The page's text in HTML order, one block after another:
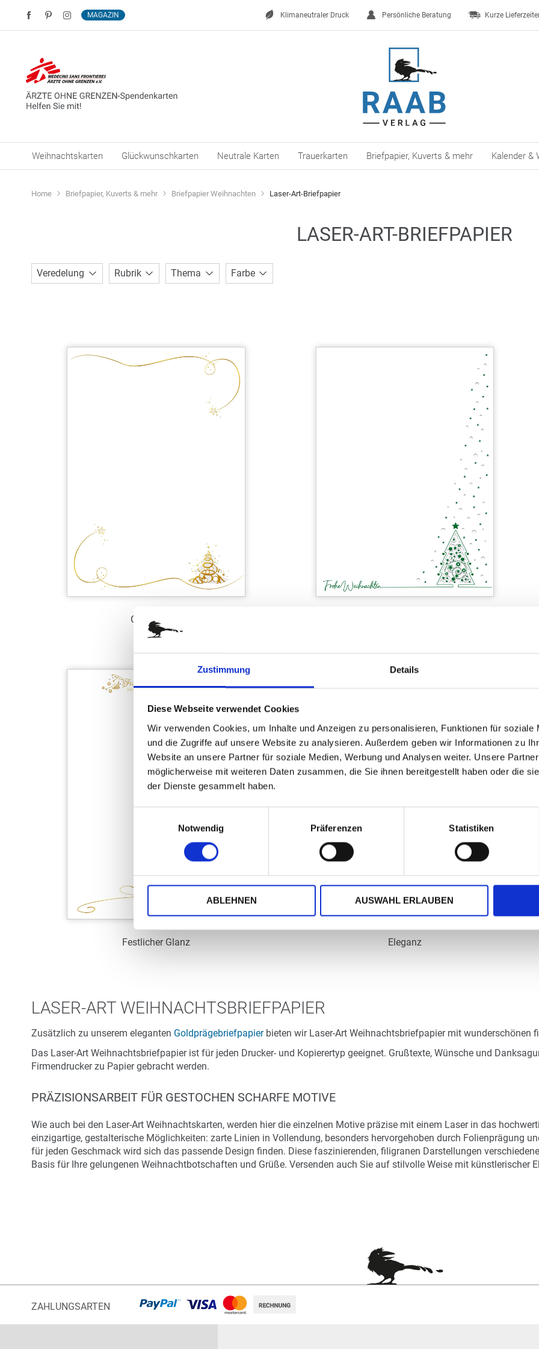
Zustimmung Details
Diese Webseite verwendet Cookies
Wir verwenden Cookies, um Inhalte und Anzeigen zu personalisieren, Funktionen für soziale
und die Zugriffe auf unsere Website zu analysieren. Außerdem geben wir Informationen zu
Website an unsere Partner für soziale Medien, Werbung und Analysen weiter. Unsere
möglicherweise mit weiteren Daten zusammen, die Sie ihnen bereitgestellt haben oder die
der Dienste gesammelt haben.
Notwendig
Präferenzen Statistiken
ABLEHNEN AUSWAHL ERLAUBEN
Klimaneutraler Druck Persönliche Beratung Kurze
MAGAZIN
Weihnachtskarten Glückwunschkarten Neutrale Karten Trauerkarten Briefpapier, Kuverts & mehr Kalender &
Home Briefpapier, Kuverts & mehr Briefpapier Weihnachten Laser-Art-Briefpapier
LASER-ART-BRIEFPAPIER
Veredelung Rubrik Thema Farbe
Glitzerbaum
Art.-Nr.: WL39085 Art.-Nr.: WL39086
Verfügbar
Festlicher Glanz Eleganz
LASER-ART WEIHNACHTSBRIEFPAPIER
Zusätzlich zu unserem eleganten Goldprägebriefpapierbieten wir Laser-Art Weihnachtsbriefpapier mit wunderschönen
Das Laser-Art Weihnachtsbriefpapier ist für jeden Drucker- und Kopierertyp geeignet. Grußtexte, Wünsche und
Firmendrucker zu Papier gebracht werden.
PRÄZISIONSARBEIT FÜR GESTOCHEN SCHARFE MOTIVE
Wie auch bei den Laser-Art Weihnachtskarten, werden hier die einzelnen Motive präzise mit einem Laser in das
einzigartige, gestalterische Möglichkeiten: zarte Linien in Vollendung, besonders hervorgehoben durch Folienprägung
für jeden Geschmack wird sich das passende Design finden. Diese faszinierenden, filigranen Darstellungen
Basis für Ihre gelungenen Weihnachtbotschaften und Grüße. Versenden auch Sie auf stilvolle Weise mit künstlerischer
ZAHLUNGSARTEN